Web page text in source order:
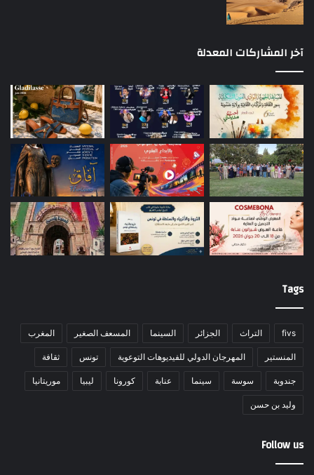
آخر المشاركات المعدلة
Tags
fivs التراث الجزائر السينما المسعف الصغير المغرب
المنستير المهرجان الدولي للفيديوهات التوعوية تونس ثقافة
جندوبة سوسة سينما عنابة كورونا ليبيا موريتانيا
وليد بن حسن
Follow us